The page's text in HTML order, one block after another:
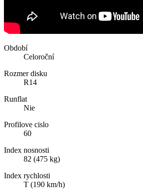
Období
Celoroční
Rozmer disku
R14
Runflat
Nie
Profilove cislo
60
Index nosnosti
82 (475 kg)
Index rychlosti
T (190 km/h)